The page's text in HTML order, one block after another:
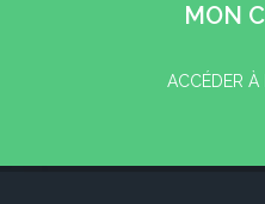
MON
ACCÉDER À